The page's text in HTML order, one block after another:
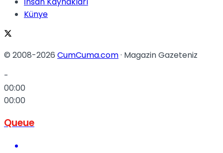
Künye
© 2008-2026 CumCuma.com· Magazin Gazeteniz
-
00:00
00:00
Queue